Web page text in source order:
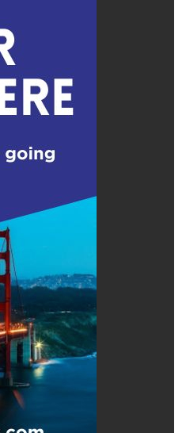
trái dưa hấu là kết
minh chứng cho ý chí
thiên nhiên. Khi ông
ở tuổi gần 98, Winton
những buổi lễ
và nhắc nhau về tấm
để lại.
ông vẫn sống mãi trong
một công trình tưởng
người đã biến bụi
chứng minh rằng cảm
phải là thứ bẩm
trồng. Du khách đến